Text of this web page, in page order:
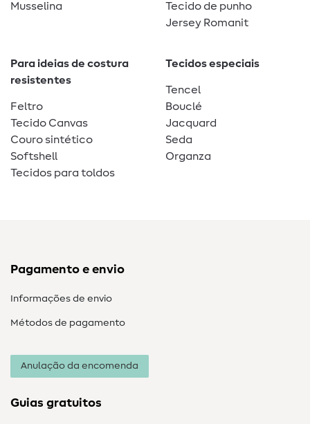
Musselina
Tecido de punho
Jersey Romanit
Para ideias de costura
resistentes
Feltro
Tecido Canvas
Couro sintético
Softshell
Tecidos para toldos
Tecidos especiais
Tencel
Bouclé
Jacquard
Seda
Organza
Pagamento e envio
Informações de envio
Métodos de pagamento
Anulação da encomenda
Guias gratuitos